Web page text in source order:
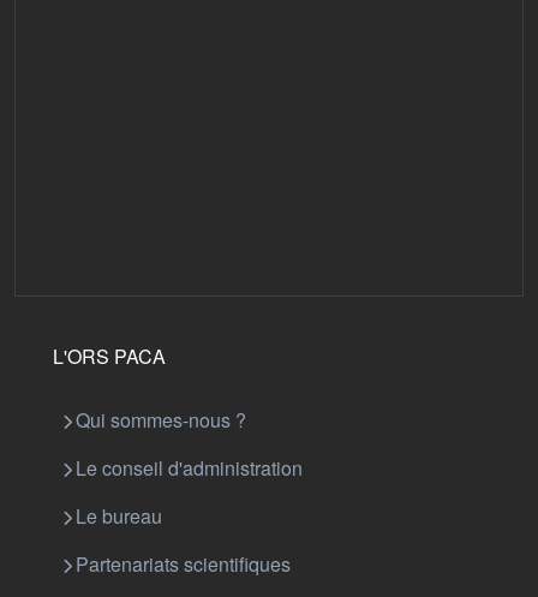
L'ORS PACA
Qui sommes-nous ?
Le conseil d'administration
Le bureau
Partenariats scientifiques